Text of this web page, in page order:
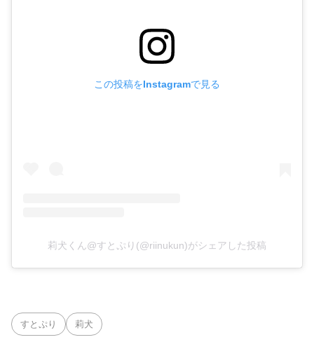
この投稿をInstagramで見る
莉犬くん@すとぷり(@riinukun)がシェアした投稿
すとぷり 莉犬